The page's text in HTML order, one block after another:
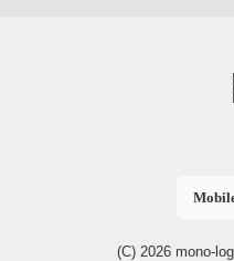
(C) 2026 mono-